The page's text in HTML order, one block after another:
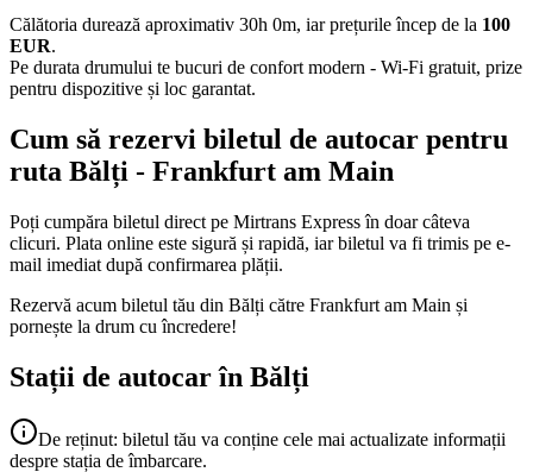
Călătoria durează aproximativ 30h 0m, iar prețurile încep de la 100
EUR.
Pe durata drumului te bucuri de confort modern - Wi-Fi gratuit, prize
pentru dispozitive și loc garantat.
Cum să rezervi biletul de autocar pentru
ruta Bălți - Frankfurt am Main
Poți cumpăra biletul direct pe Mirtrans Express în doar câteva
clicuri. Plata online este sigură și rapidă, iar biletul va fi trimis pe e-
mail imediat după confirmarea plății.
Rezervă acum biletul tău din Bălți către Frankfurt am Main și
pornește la drum cu încredere!
Stații de autocar în Bălți
De reținut: biletul tău va conține cele mai actualizate informații
despre stația de îmbarcare.